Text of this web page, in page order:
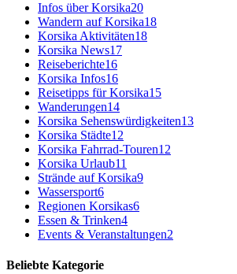
Infos über Korsika20
Wandern auf Korsika18
Korsika Aktivitäten18
Korsika News17
Reiseberichte16
Korsika Infos16
Reisetipps für Korsika15
Wanderungen14
Korsika Sehenswürdigkeiten13
Korsika Städte12
Korsika Fahrrad-Touren12
Korsika Urlaub11
Strände auf Korsika9
Wassersport6
Regionen Korsikas6
Essen & Trinken4
Events & Veranstaltungen2
Beliebte Kategorie